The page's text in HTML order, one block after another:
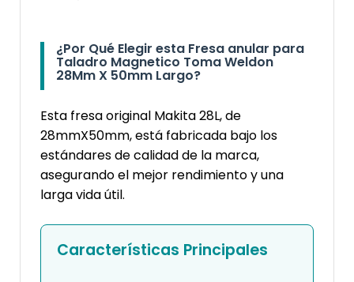
¿Por Qué Elegir esta Fresa anular para
Taladro Magnetico Toma Weldon
28Mm X 50mm Largo?
Esta fresa original Makita 28L, de
28mmX50mm, está fabricada bajo los
estándares de calidad de la marca,
asegurando el mejor rendimiento y una
larga vida útil.
Características Principales